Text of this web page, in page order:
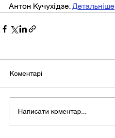
Антон Кучухідзе. Детальніше
Коментарі
Написати коментар...